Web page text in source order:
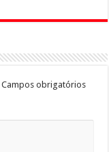
Campos obrigatórios